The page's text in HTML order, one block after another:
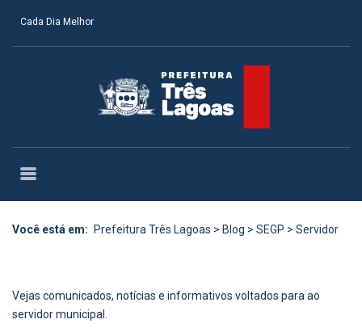
Cada Dia Melhor
Você está em: Prefeitura Três Lagoas > Blog > SEGP > Servidor
Vejas comunicados, notícias e informativos voltados para ao
servidor municipal.